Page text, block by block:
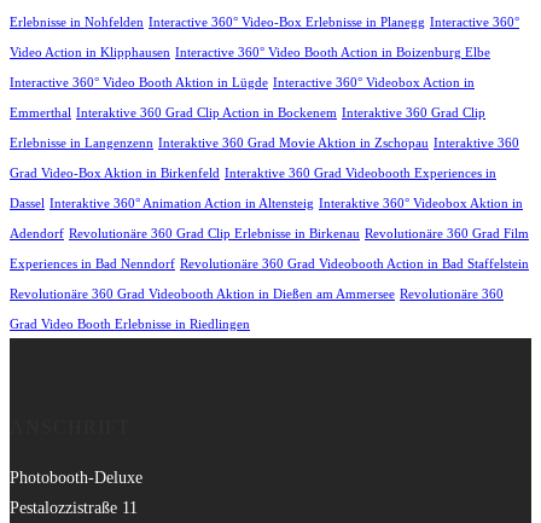
Erlebnisse in Nohfelden Interactive 360° Video-Box Erlebnisse in Planegg Interactive 360°
Video Action in Klipphausen Interactive 360° Video Booth Action in Boizenburg Elbe
Interactive 360° Video Booth Aktion in Lügde Interactive 360° Videobox Action in
Emmerthal Interaktive 360 Grad Clip Action in Bockenem Interaktive 360 Grad Clip
Erlebnisse in Langenzenn Interaktive 360 Grad Movie Aktion in Zschopau Interaktive 360
Grad Video-Box Aktion in Birkenfeld Interaktive 360 Grad Videobooth Experiences in
Dassel Interaktive 360° Animation Action in Altensteig Interaktive 360° Videobox Aktion in
Adendorf Revolutionäre 360 Grad Clip Erlebnisse in Birkenau Revolutionäre 360 Grad Film
Experiences in Bad Nenndorf Revolutionäre 360 Grad Videobooth Action in Bad Staffelstein
Revolutionäre 360 Grad Videobooth Aktion in Dießen am Ammersee Revolutionäre 360
Grad Video Booth Erlebnisse in Riedlingen
Photobooth-Deluxe
Pestalozzistraße 11